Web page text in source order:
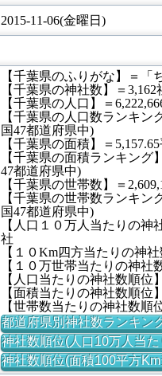
2015-11-06(金曜日)
【千葉県のふりがな】＝「
【千葉県の神社数】＝3,162
【千葉県の人口】＝
【千葉県の人口数ランキン
国47都道府県中)
【千葉県の面積】＝
【千葉県の面積ランキング
47都道府県中)
【千葉県の世帯数】＝
【千葉県の世帯数ランキン
国47都道府県中)
【人口１０万人当たりの神
社
【１０Km四方当たりの神
【１０万世帯当たりの神社
【人口当たりの神社数順位
【面積当たりの神社数順位
【世帯数当たりの神社数順
都道府県別神社数ランキン
神社数順位(人口10万人当た
神社数順位(面積100平方